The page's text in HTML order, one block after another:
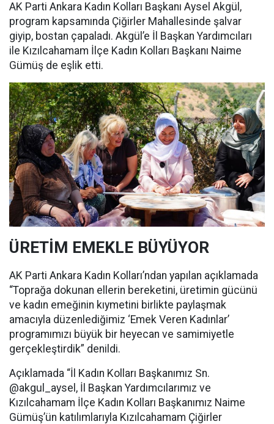
AK Parti Ankara Kadın Kolları Başkanı Aysel Akgül,
program kapsamında Çiğirler Mahallesinde şalvar
giyip, bostan çapaladı. Akgül’e İl Başkan Yardımcıları
ile Kızılcahamam İlçe Kadın Kolları Başkanı Naime
Gümüş de eşlik etti.
ÜRETİM EMEKLE BÜYÜYOR
AK Parti Ankara Kadın Kolları’ndan yapılan açıklamada
“Toprağa dokunan ellerin bereketini, üretimin gücünü
ve kadın emeğinin kıymetini birlikte paylaşmak
amacıyla düzenlediğimiz ‘Emek Veren Kadınlar’
programımızı büyük bir heyecan ve samimiyetle
gerçekleştirdik” denildi.
Açıklamada “İl Kadın Kolları Başkanımız Sn.
@akgul_aysel, İl Başkan Yardımcılarımız ve
Kızılcahamam İlçe Kadın Kolları Başkanımız Naime
Gümüş’ün katılımlarıyla Kızılcahamam Çiğirler